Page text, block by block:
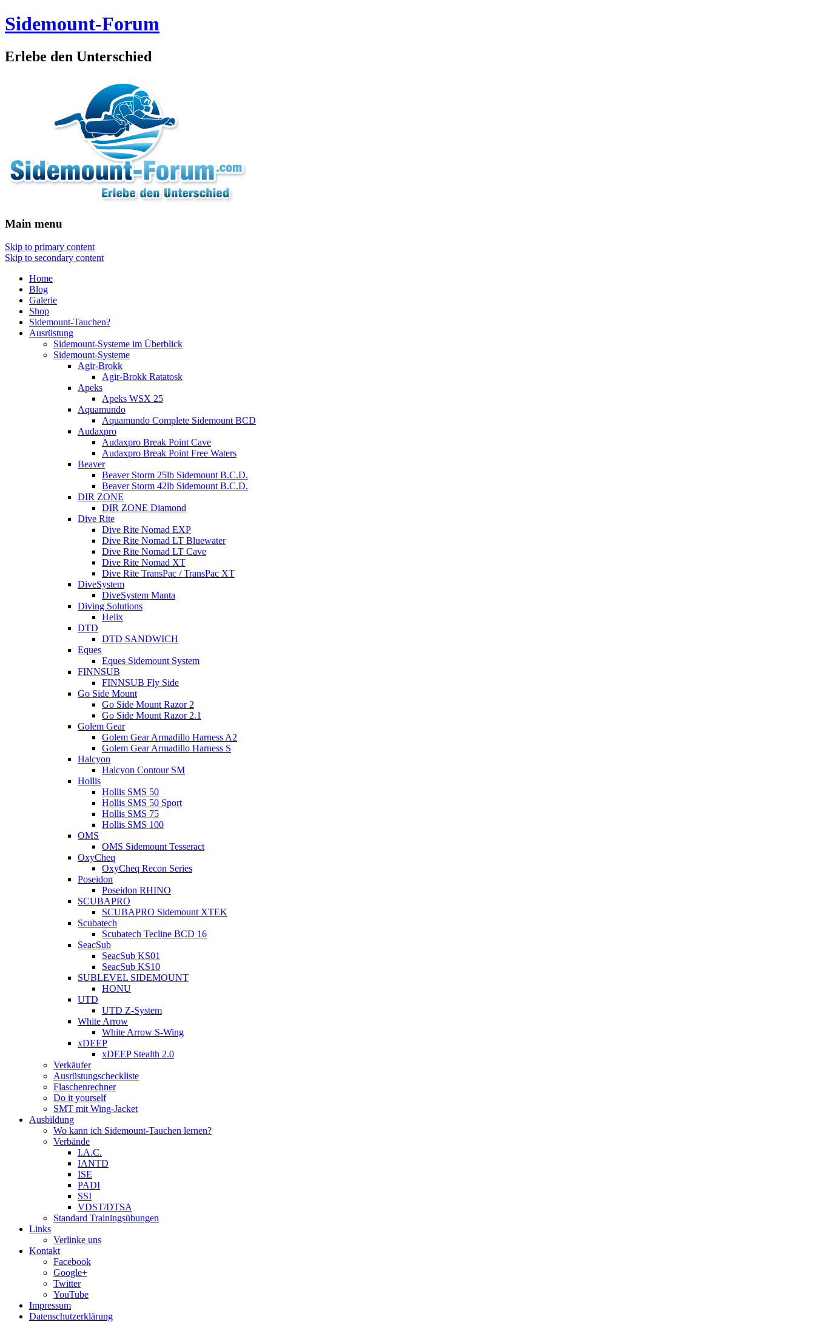
Sidemount-Forum
Erlebe den Unterschied
Main menu
Skip to primary content
Skip to secondary content
Home
Blog
Galerie
Shop
Sidemount-Tauchen?
Ausrüstung
Sidemount-Systeme im Überblick
Sidemount-Systeme
Agir-Brokk
Agir-Brokk Ratatosk
Apeks
Apeks WSX 25
Aquamundo
Aquamundo Complete Sidemount BCD
Audaxpro
Audaxpro Break Point Cave
Audaxpro Break Point Free Waters
Beaver
Beaver Storm 25lb Sidemount B.C.D.
Beaver Storm 42lb Sidemount B.C.D.
DIR ZONE
DIR ZONE Diamond
Dive Rite
Dive Rite Nomad EXP
Dive Rite Nomad LT Bluewater
Dive Rite Nomad LT Cave
Dive Rite Nomad XT
Dive Rite TransPac / TransPac XT
DiveSystem
DiveSystem Manta
Diving Solutions
Helix
DTD
DTD SANDWICH
Eques
Eques Sidemount System
FINNSUB
FINNSUB Fly Side
Go Side Mount
Go Side Mount Razor 2
Go Side Mount Razor 2.1
Golem Gear
Golem Gear Armadillo Harness A2
Golem Gear Armadillo Harness S
Halcyon
Halcyon Contour SM
Hollis
Hollis SMS 50
Hollis SMS 50 Sport
Hollis SMS 75
Hollis SMS 100
OMS
OMS Sidemount Tesseract
OxyCheq
OxyCheq Recon Series
Poseidon
Poseidon RHINO
SCUBAPRO
SCUBAPRO Sidemount XTEK
Scubatech
Scubatech Tecline BCD 16
SeacSub
SeacSub KS01
SeacSub KS10
SUBLEVEL SIDEMOUNT
HONU
UTD
UTD Z-System
White Arrow
White Arrow S-Wing
xDEEP
xDEEP Stealth 2.0
Verkäufer
Ausrüstungscheckliste
Flaschenrechner
Do it yourself
SMT mit Wing-Jacket
Ausbildung
Wo kann ich Sidemount-Tauchen lernen?
Verbände
I.A.C.
IANTD
ISE
PADI
SSI
VDST/DTSA
Standard Trainingsübungen
Links
Verlinke uns
Kontakt
Facebook
Google+
Twitter
YouTube
Impressum
Datenschutzerklärung